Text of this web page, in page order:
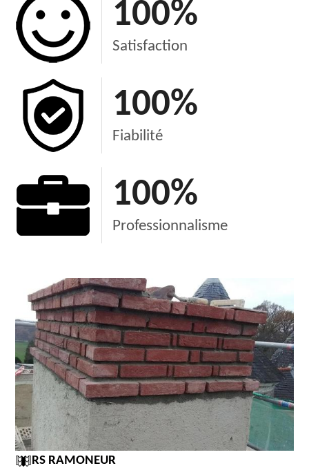
100%
Satisfaction
100%
Fiabilité
100%
Professionnalisme
RS RAMONEUR